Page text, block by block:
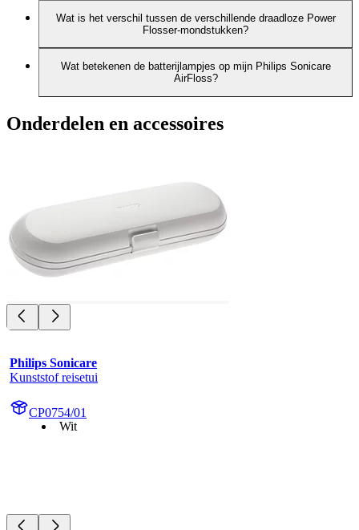
Wat is het verschil tussen de verschillende draadloze Power
Flosser-mondstukken?
Wat betekenen de batterijlampjes op mijn Philips Sonicare
AirFloss?
Onderdelen en accessoires
Philips Sonicare
Kunststof reisetui
CP0754/01
Wit